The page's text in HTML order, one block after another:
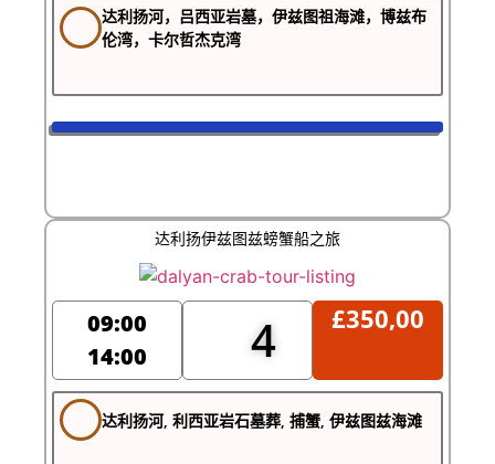
达利扬河，吕西亚岩墓，伊兹图祖海滩，博兹布
伦湾，卡尔哲杰克湾
达利扬伊兹图兹螃蟹船之旅
09:00
14:00
4 £350,00
达利扬河, 利西亚岩石墓葬, 捕蟹, 伊兹图兹海滩